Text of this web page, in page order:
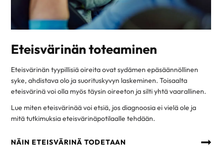
Eteisvärinän toteaminen
Eteisvärinän tyypillisiä oireita ovat sydämen epäsäännöllinen
syke, ahdistava olo ja suorituskyvyn laskeminen. Toisaalta
eteisvärinä voi olla myös täysin oireeton ja silti yhtä vaarallinen.
Lue miten eteisvärinää voi etsiä, jos diagnoosia ei vielä ole ja
mitä tutkimuksia eteisvärinäpotilaalle tehdään.
NÄIN ETEISVÄRINÄ TODETAAN